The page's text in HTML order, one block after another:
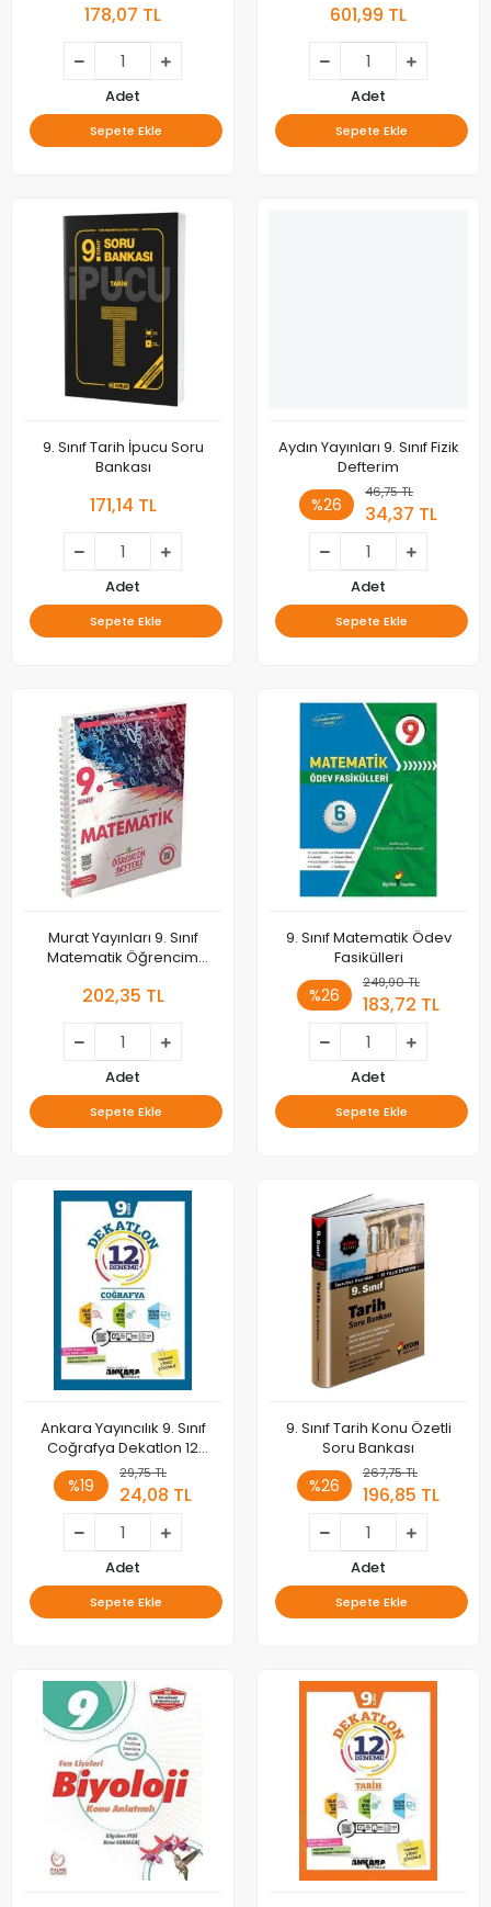
178,07 TL
Adet
Sepete Ekle
601,99 TL
Adet
Sepete Ekle
9. Sınıf Tarih İpucu Soru
Bankası
171,14 TL
Adet
Sepete Ekle
Aydın Yayınları 9. Sınıf Fizik
Defterim
%26
46,75 TL
34,37 TL
Adet
Sepete Ekle
Murat Yayınları 9. Sınıf
Matematik Öğrencim
202,35 TL
Adet
Sepete Ekle
9. Sınıf Matematik Ödev
Fasikülleri
%26
249,90 TL
183,72 TL
Adet
Sepete Ekle
Ankara Yayıncılık 9. Sınıf
Coğrafya Dekatlon 12
Deneme
%19
29,75 TL
24,08 TL
Adet
Sepete Ekle
9. Sınıf Tarih Konu Özetli
Soru Bankası
%26
267,75 TL
196,85 TL
Adet
Sepete Ekle